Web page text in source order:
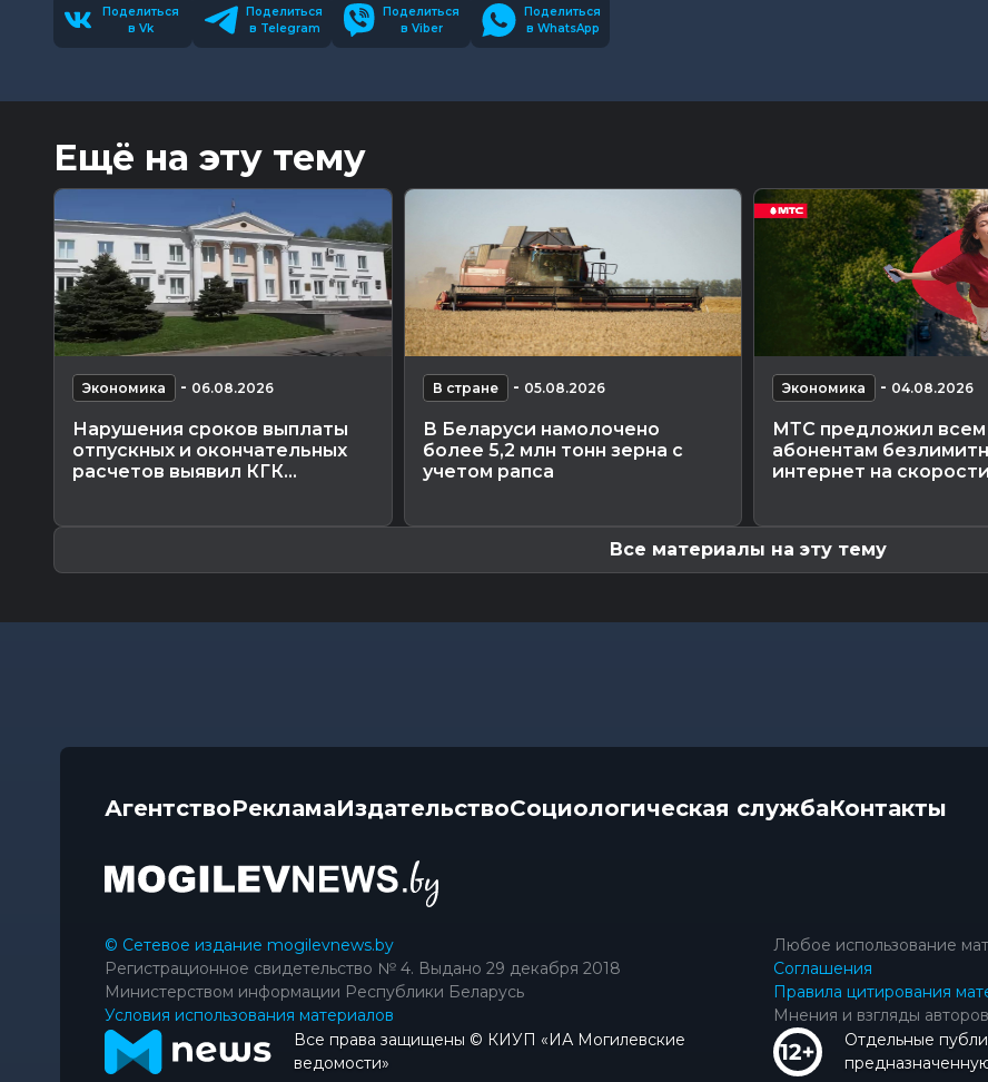
Поделиться
в Vk
Поделиться
в Telegram
Поделиться
в Viber
Поделиться
в WhatsApp
Ещё на эту тему
Экономика - 06.08.2026
Нарушения сроков выплаты
отпускных и окончательных
расчетов выявил КГК...
В стране - 05.08.2026
В Беларуси намолочено
более 5,2 млн тонн зерна с
учетом рапса
Экономика - 04.08.2026
МТС предложил всем
абонентам
интернет на
Все материалы на эту тему
АгентствоРекламаИздательствоСоциологическая службаКонтакты
© Сетевое издание mogilevnews.by
Регистрационное свидетельство № 4. Выдано 29 декабря 2018
Министерством информации Республики Беларусь
Условия использования материалов
Любое использование
Соглашения
Правила цитирования
Мнения и взгляды
Все права защищены © КИУП «ИА Могилевские
ведомости»
Отдельные